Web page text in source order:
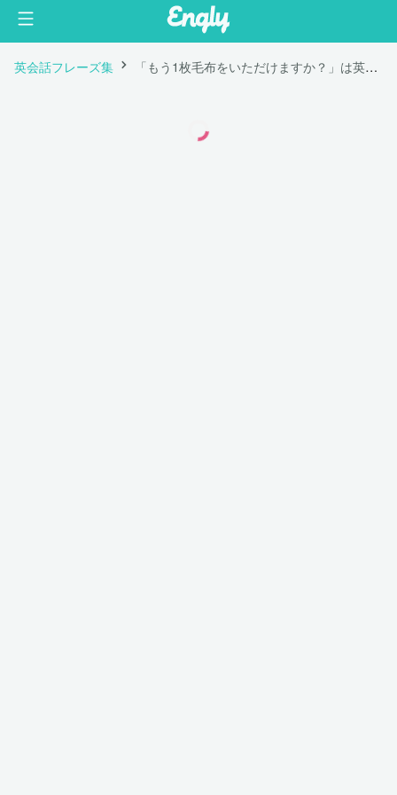
英会話フレーズ集 「もう1枚毛布をいただけますか？」は英語で "Could I have an extra blanket?"